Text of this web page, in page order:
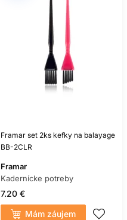
Framar set 2ks kefky na balayage
BB-2CLR
Framar
Kadernícke potreby
7.20 €
Mám záujem